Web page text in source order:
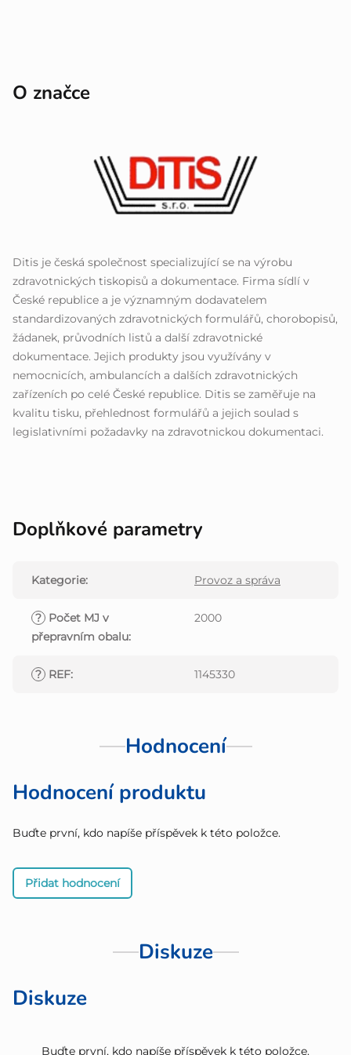
O značce
Ditis je česká společnost specializující se na výrobu
zdravotnických tiskopisů a dokumentace. Firma sídlí v
České republice a je významným dodavatelem
standardizovaných zdravotnických formulářů, chorobopisů,
žádanek, průvodních listů a další zdravotnické
dokumentace. Jejich produkty jsou využívány v
nemocnicích, ambulancích a dalších zdravotnických
zařízeních po celé České republice. Ditis se zaměřuje na
kvalitu tisku, přehlednost formulářů a jejich soulad s
legislativními požadavky na zdravotnickou dokumentaci.
Doplňkové parametry
Kategorie: Provoz a správa
? Počet MJ v
přepravním obalu:
2000
? REF: 1145330
Hodnocení
Hodnocení produktu
Buďte první, kdo napíše příspěvek k této položce.
Přidat hodnocení
Diskuze
Diskuze
Buďte první, kdo napíše příspěvek k této položce.